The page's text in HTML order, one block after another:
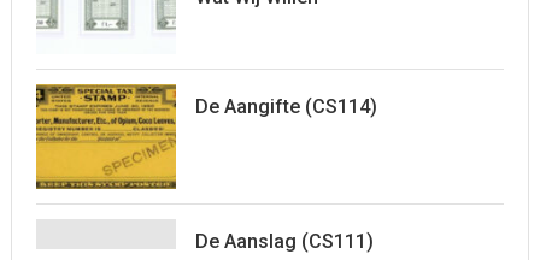
De Aangifte (CS114)
De Aanslag (CS111)